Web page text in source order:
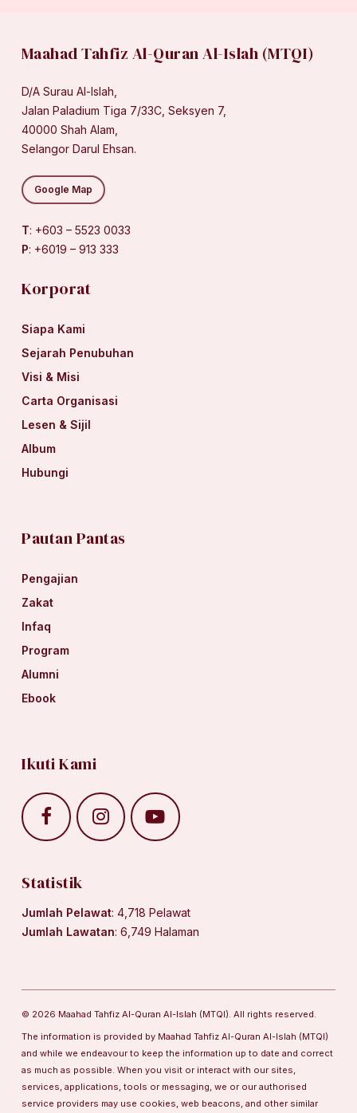
Maahad Tahfiz Al-Quran Al-Islah (MTQI)
D/A Surau Al-Islah,
Jalan Paladium Tiga 7/33C, Seksyen 7,
40000 Shah Alam,
Selangor Darul Ehsan.
Google Map
T: +603 – 5523 0033
P: +6019 – 913 333
Korporat
Siapa Kami
Sejarah Penubuhan
Visi & Misi
Carta Organisasi
Lesen & Sijil
Album
Hubungi
Pautan Pantas
Pengajian
Zakat
Infaq
Program
Alumni
Ebook
Ikuti Kami
Statistik
Jumlah Pelawat: 4,718 Pelawat
Jumlah Lawatan: 6,749 Halaman
© 2026 Maahad Tahfiz Al-Quran Al-Islah (MTQI). All rights reserved.
The information is provided by Maahad Tahfiz Al-Quran Al-Islah (MTQI)
and while we endeavour to keep the information up to date and correct
as much as possible. When you visit or interact with our sites,
services, applications, tools or messaging, we or our authorised
service providers may use cookies, web beacons, and other similar